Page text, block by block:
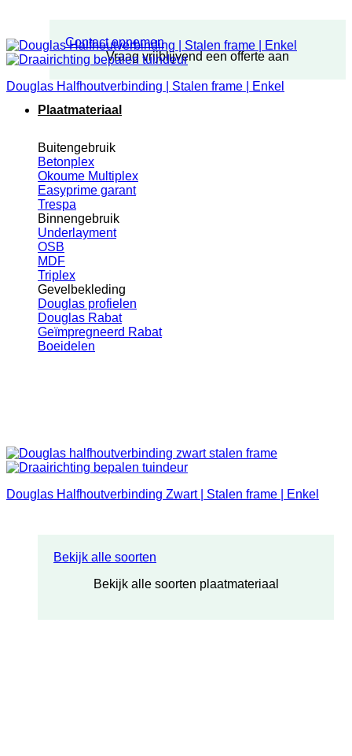
Contact opnemen
Vraag vrijblijvend een offerte aan
Plaatmateriaal
Buitengebruik
Betonplex
Okoume Multiplex
Easyprime garant
Trespa
Binnengebruik
Underlayment
OSB
MDF
Triplex
Gevelbekleding
Douglas profielen
Douglas Rabat
Geïmpregneerd Rabat
Boeidelen
Bekijk alle soorten
Bekijk alle soorten plaatmateriaal
Douglas Halfhoutverbinding | Stalen frame | Enkel
Douglas Halfhoutverbinding Zwart | Stalen frame | Enkel